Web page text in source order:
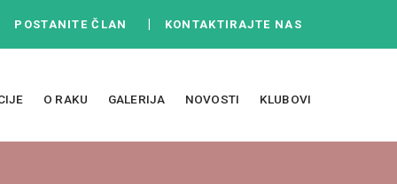
POSTANITE ČLAN KONTAKTIRAJTE NAS
O RAKU GALERIJA NOVOSTI KLUBOVI